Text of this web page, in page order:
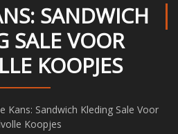
SANDWICH
SALE VOOR
KOOPJES
Kans: Sandwich Kleding Sale Voor
Koopjes